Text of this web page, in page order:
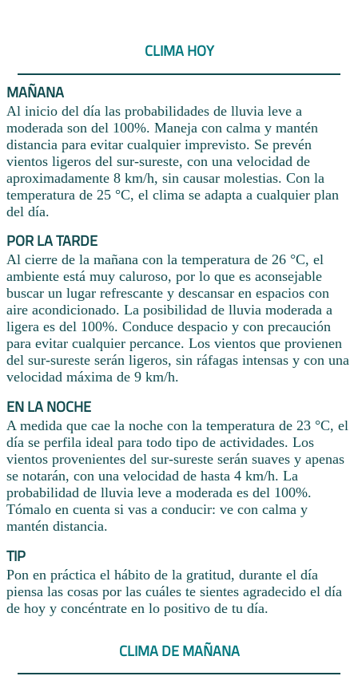
CLIMA HOY
MAÑANA
Al inicio del día las probabilidades de lluvia leve a
moderada son del 100%. Maneja con calma y mantén
distancia para evitar cualquier imprevisto. Se prevén
vientos ligeros del sur-sureste, con una velocidad de
aproximadamente 8 km/h, sin causar molestias. Con la
temperatura de 25 °C, el clima se adapta a cualquier plan
del día.
POR LA TARDE
Al cierre de la mañana con la temperatura de 26 °C, el
ambiente está muy caluroso, por lo que es aconsejable
buscar un lugar refrescante y descansar en espacios con
aire acondicionado. La posibilidad de lluvia moderada a
ligera es del 100%. Conduce despacio y con precaución
para evitar cualquier percance. Los vientos que provienen
del sur-sureste serán ligeros, sin ráfagas intensas y con una
velocidad máxima de 9 km/h.
EN LA NOCHE
A medida que cae la noche con la temperatura de 23 °C, el
día se perfila ideal para todo tipo de actividades. Los
vientos provenientes del sur-sureste serán suaves y apenas
se notarán, con una velocidad de hasta 4 km/h. La
probabilidad de lluvia leve a moderada es del 100%.
Tómalo en cuenta si vas a conducir: ve con calma y
mantén distancia.
TIP
Pon en práctica el hábito de la gratitud, durante el día
piensa las cosas por las cuáles te sientes agradecido el día
de hoy y concéntrate en lo positivo de tu día.
CLIMA DE MAÑANA